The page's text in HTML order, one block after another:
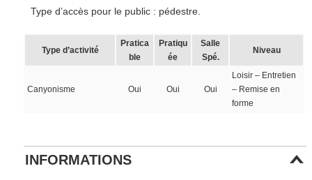
Type d’accès pour le public : pédestre.
Type d’activité
Pratica
ble
Pratiqu
ée
Salle
Spé.
Niveau
Canyonisme Oui Oui Oui
Loisir – Entretien
– Remise en
forme
INFORMATIONS